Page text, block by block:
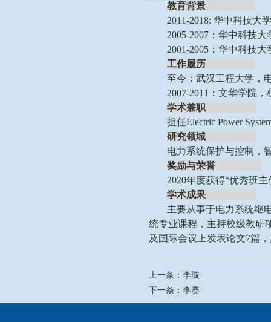
教育背景
2011-2018: 华中科技大
2005-2007：华中科技
2001-2005：华中科技
工作履历
至今：武汉工程大学，
2007-2011：文华学院
学术兼职
担任Electric Power
研究领域
电力系统保护与控制，
奖励与荣誉
2020年度获得“优秀班主
学术成果
主要从事于电力系统继
统专业课程，主持校级教研
及国际会议上发表论文7篇
上一条： 李璇
下一条： 李赛